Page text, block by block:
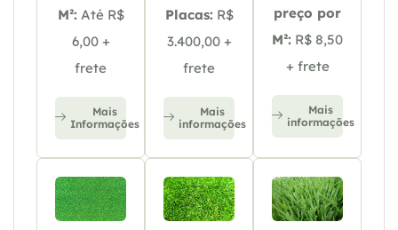
M²: Até R$
6,00 +
frete
Mais
Informações
Placas: R$
3.400,00 +
frete
Mais
informações
preço por
M²: R$ 8,50
+ frete
Mais
informações